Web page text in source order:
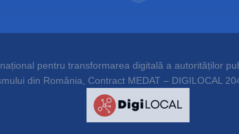
pentru transformarea digitală a autorităților
din România, Contract MEDAT – DIGILOCAL